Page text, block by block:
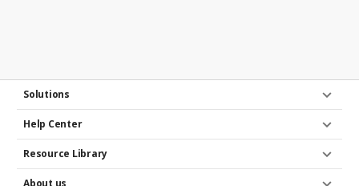
Solutions
Help Center
Resource Library
About us